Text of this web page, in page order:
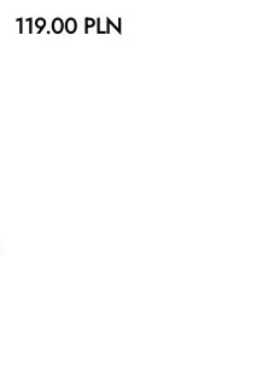
119.00 PLN